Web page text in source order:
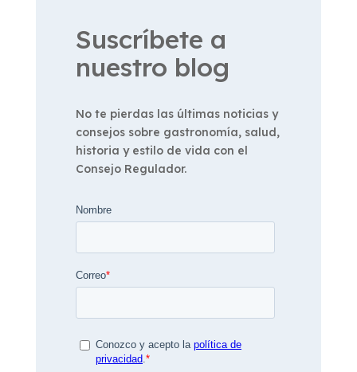
Suscríbete a
nuestro blog
No te pierdas las últimas noticias y
consejos sobre gastronomía, salud,
historia y estilo de vida con el
Consejo Regulador.